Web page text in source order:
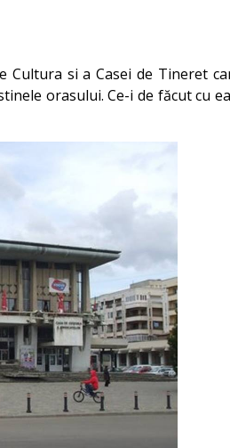
Cultura si a Casei de Tineret
orasului. Ce-i de făcut cu